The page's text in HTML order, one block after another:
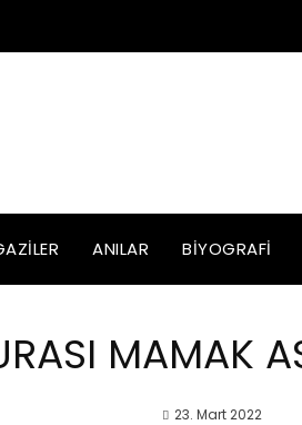
ANILAR BIYOGRAFI
MAMAK
23. Mart 2022